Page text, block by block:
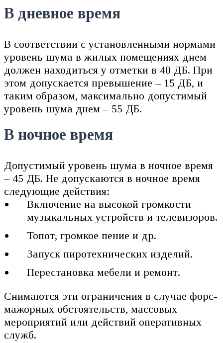
В дневное время
В соответствии с установленными нормами
уровень шума в жилых помещениях днем
должен находиться у отметки в 40 ДБ. При
этом допускается превышение – 15 ДБ, и
таким образом, максимально допустимый
уровень шума днем – 55 ДБ.
В ночное время
Допустимый уровень шума в ночное время
– 45 ДБ. Не допускаются в ночное время
следующие действия:
Включение на высокой громкости
музыкальных устройств и телевизоров.
Топот, громкое пение и др.
Запуск пиротехнических изделий.
Перестановка мебели и ремонт.
Снимаются эти ограничения в случае форс-
мажорных обстоятельств, массовых
мероприятий или действий оперативных
служб.